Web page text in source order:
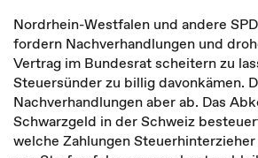
Nordrhein-Westfalen und andere
fordern Nachverhandlungen und
Vertrag im Bundesrat scheitern zu
Steuersünder zu billig davonkämen.
Nachverhandlungen aber ab. Das
Schwarzgeld in der Schweiz
welche Zahlungen